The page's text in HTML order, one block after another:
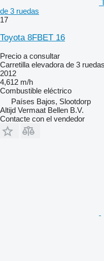
de 3 ruedas
17
Toyota 8FBET 16
Precio a consultar
Carretilla elevadora de 3 ruedas
2012
4,612 m/h
Combustible eléctrico
Países Bajos, Slootdorp
Altijd Vermaat Bellen B.V.
Contacte con el vendedor